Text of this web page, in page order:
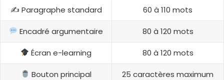
✍️ Paragraphe standard 60 à 110 mots
Encadré argumentaire 80 à 120 mots
Écran e-learning 80 à 120 mots
Bouton principal 25 caractères maximum